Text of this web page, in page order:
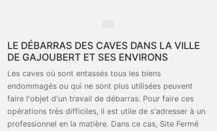
LE DÉBARRAS DES CAVES DANS LA VILLE
DE GAJOUBERT ET SES ENVIRONS
Les caves où sont entassés tous les biens
endommagés ou qui ne sont plus utilisées peuvent
faire l'objet d'un travail de débarras. Pour faire ces
opérations très difficiles, il est utile de s'adresser à un
professionnel en la matière. Dans ce cas, Site Fermé